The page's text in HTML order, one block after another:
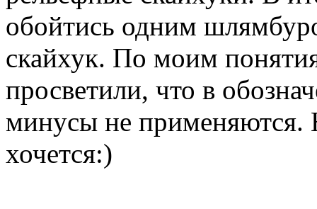
обойтись одним
скайхук. По моим
просветили, что в
минусы не применяются.
хочется:)